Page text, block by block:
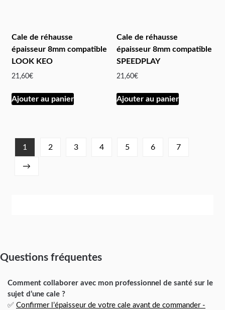
Cale de réhausse
épaisseur 8mm compatible
LOOK KEO
21,60€
Ajouter au panier
Cale de réhausse
épaisseur 8mm compatible
SPEEDPLAY
21,60€
Ajouter au panier
1 2 3 4 5 6 7
→
Questions fréquentes
Comment collaborer avec mon professionnel de santé sur le
sujet d’une cale ?
✅ Confirmer l’épaisseur de votre cale avant de commander -